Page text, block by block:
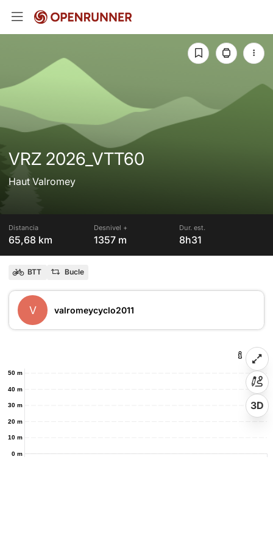
VRZ 2026_VTT60
Haut Valromey
Distancia
65,68 km
Desnivel +
1357 m
Dur. est.
8h31
BTT Bucle
V valromeycyclo2011
0 m
10 m
20 m
30 m
40 m
50 m
3D